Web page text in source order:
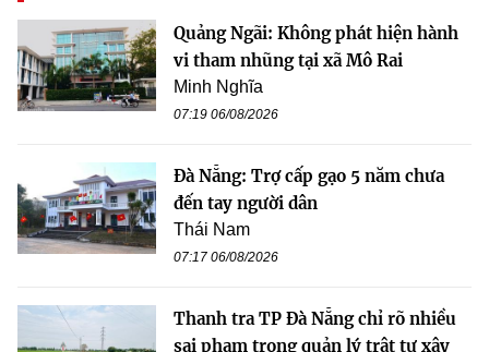
Quảng Ngãi: Không phát hiện hành
vi tham nhũng tại xã Mô Rai
Minh Nghĩa
07:19 06/08/2026
Đà Nẵng: Trợ cấp gạo 5 năm chưa
đến tay người dân
Thái Nam
07:17 06/08/2026
Thanh tra TP Đà Nẵng chỉ rõ nhiều
sai phạm trong quản lý trật tự xây